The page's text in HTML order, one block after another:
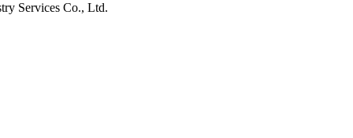
Services Co., Ltd.